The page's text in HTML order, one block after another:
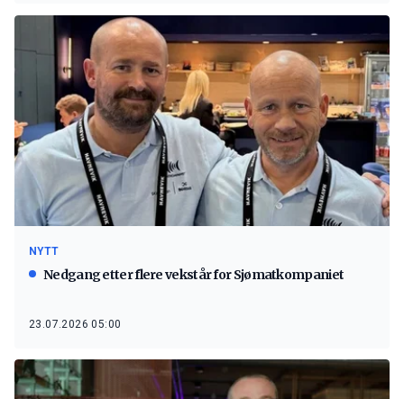
NYTT
Nedgang etter flere vekstår for Sjømatkompaniet
23.07.2026 05:00